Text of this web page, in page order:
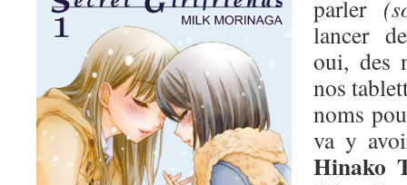
parler
lancer
oui, des
nos
noms
va y
Hinako